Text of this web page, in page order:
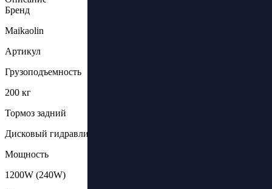
Бренд
Maikaolin
Артикул
Грузоподъемность
200 кг
Тормоз задний
Дисковый гидравлический
Мощность
1200W (240W)